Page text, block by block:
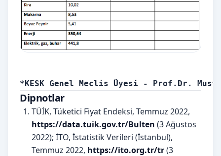
*KESK Genel Meclis Üyesi - Prof.Dr.
Dipnotlar
TÜİK, Tüketici Fiyat Endeksi, Temmuz 2022,
https://data.tuik.gov.tr/Bulten (3 Ağustos
2022); İTO, İstatistik Verileri (İstanbul),
Temmuz 2022, https://ito.org.tr/tr(3